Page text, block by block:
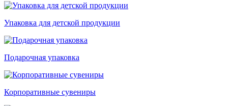
Упаковка для детской продукции
Подарочная упаковка
Корпоративные сувениры